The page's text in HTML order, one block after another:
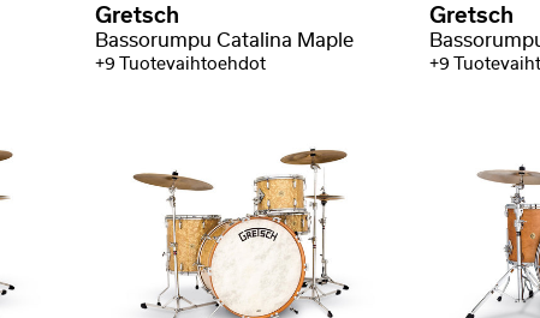
Gretsch
Bassorumpu Catalina Maple
+9 Tuotevaihtoehdot
Gretsch
+9